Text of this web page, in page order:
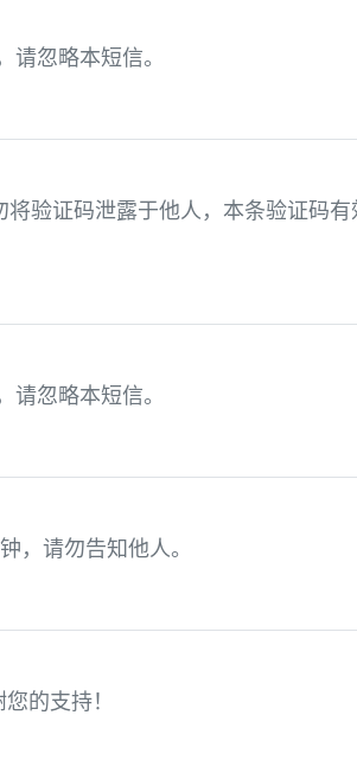
请忽略本短信。
将验证码泄露于他人，本条验证码有
请忽略本短信。
，请勿告知他人。
的支持！